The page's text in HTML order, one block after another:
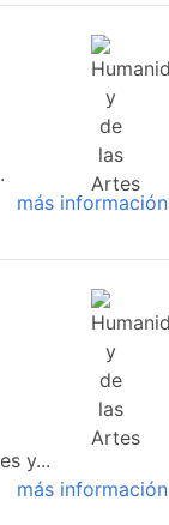
más información
y...
más información